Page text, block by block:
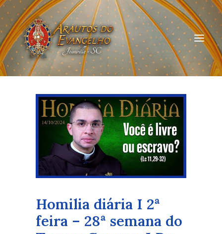
HOME
QUEM SOMOS
ARAUTOS JOINVILLE
CURSOS ON-LINE
Homilia diária I 2ª
feira – 28ª semana do